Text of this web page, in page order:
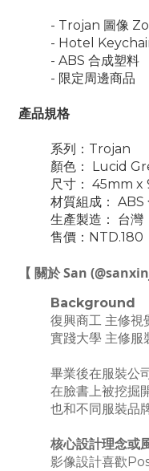
- Trojan 圖像
- Hotel
- ABS 合成塑料
- 限定周邊商品
產品規格
系列：Trojan
顏色： Lucid
尺寸： 45mm
材質組成： ABS
生產製造： 台灣
售價：NTD.180
【 關於 San
Background
復興商工 主修視
實踐大學 主修服
畢業後在服裝公
在臉書上被挖掘
也和不同服裝品
核心設計理念或
影像設計喜歡